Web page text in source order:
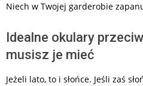
Niech w Twojej garderobie
Idealne okulary
musisz je mieć
Jeżeli lato, to i słońce. Jeśli zaś